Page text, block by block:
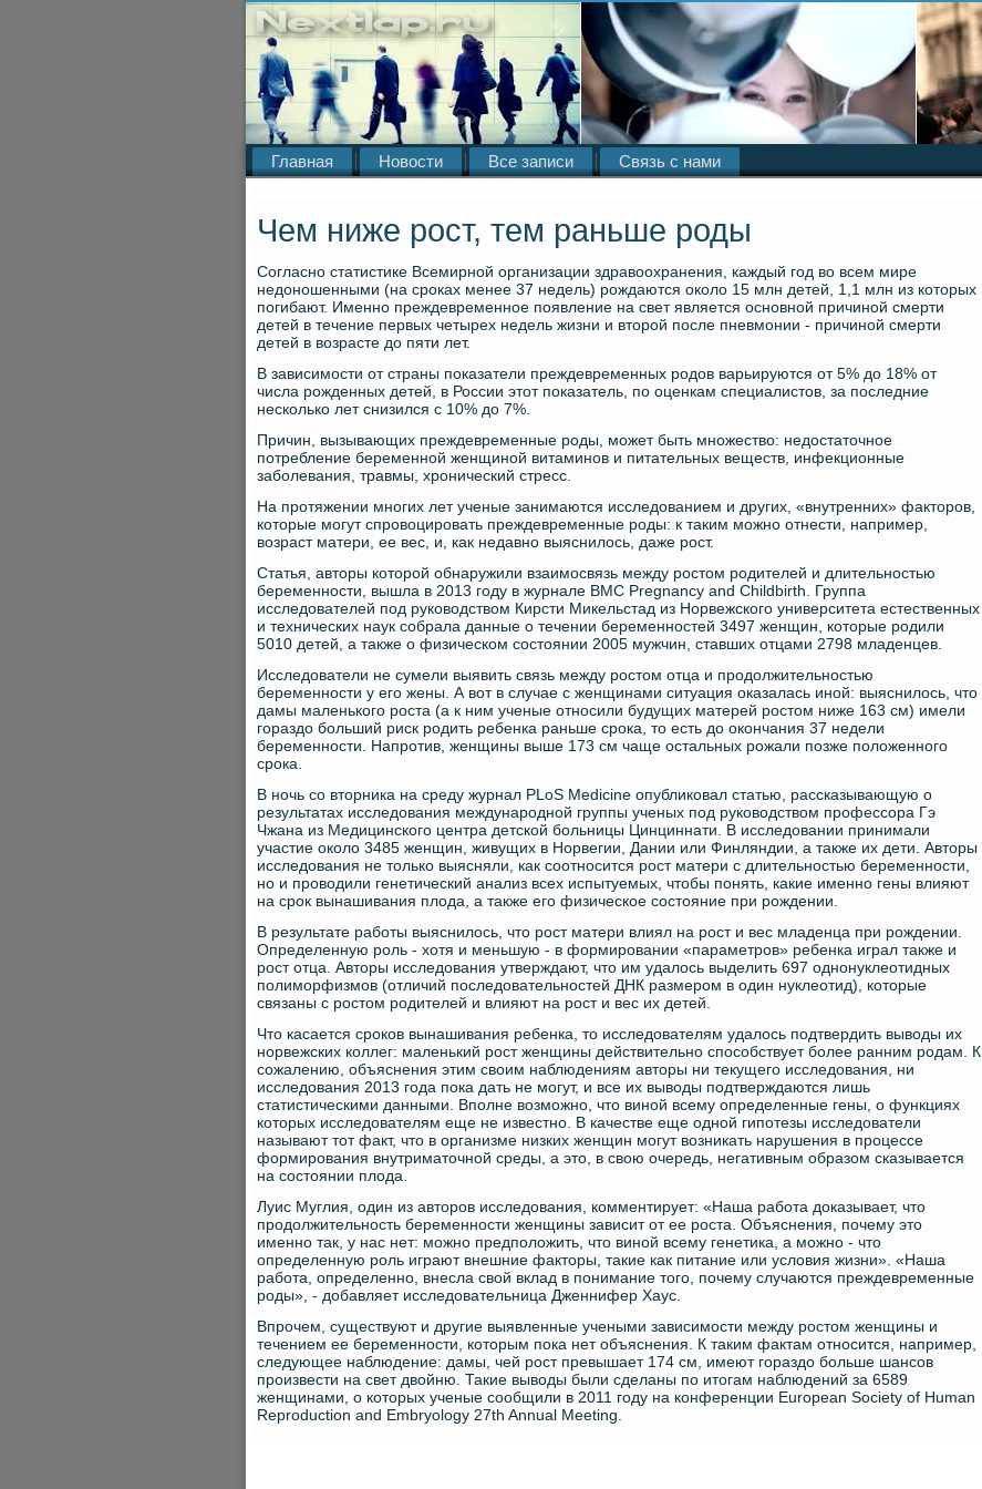
Главная Новости Все записи Связь с нами
Чем ниже рост, тем раньше роды
Согласно статистике Всемирной организации здравоохранения, каждый год во всем мире
недоношенными (на сроках менее 37 недель) рождаются около 15 млн детей, 1,1 млн из которых
погибают. Именно преждевременное появление на свет является основной причиной смерти
детей в течение первых четырех недель жизни и второй после пневмонии - причиной смерти
детей в возрасте до пяти лет.
В зависимости от страны показатели преждевременных родов варьируются от 5% до 18% от
числа рожденных детей, в России этот показатель, по оценкам специалистов, за последние
несколько лет снизился с 10% до 7%.
Причин, вызывающих преждевременные роды, может быть множество: недостаточное
потребление беременной женщиной витаминов и питательных веществ, инфекционные
заболевания, травмы, хронический стресс.
На протяжении многих лет ученые занимаются исследованием и других, «внутренних» факторов,
которые могут спровоцировать преждевременные роды: к таким можно отнести, например,
возраст матери, ее вес, и, как недавно выяснилось, даже рост.
Статья, авторы которой обнаружили взаимосвязь между ростом родителей и длительностью
беременности, вышла в 2013 году в журнале BMC Pregnancy and Childbirth. Группа
исследователей под руководством Кирсти Микельстад из Норвежского университета естественных
и технических наук собрала данные о течении беременностей 3497 женщин, которые родили
5010 детей, а также о физическом состоянии 2005 мужчин, ставших отцами 2798 младенцев.
Исследователи не сумели выявить связь между ростом отца и продолжительностью
беременности у его жены. А вот в случае с женщинами ситуация оказалась иной: выяснилось, что
дамы маленького роста (а к ним ученые относили будущих матерей ростом ниже 163 см) имели
гораздо больший риск родить ребенка раньше срока, то есть до окончания 37 недели
беременности. Напротив, женщины выше 173 см чаще остальных рожали позже положенного
срока.
В ночь со вторника на среду журнал PLoS Medicine опубликовал статью, рассказывающую о
результатах исследования международной группы ученых под руководством профессора Гэ
Чжана из Медицинского центра детской больницы Цинциннати. В исследовании принимали
участие около 3485 женщин, живущих в Норвегии, Дании или Финляндии, а также их дети. Авторы
исследования не только выясняли, как соотносится рост матери с длительностью беременности,
но и проводили генетический анализ всех испытуемых, чтобы понять, какие именно гены влияют
на срок вынашивания плода, а также его физическое состояние при рождении.
В результате работы выяснилось, что рост матери влиял на рост и вес младенца при рождении.
Определенную роль - хотя и меньшую - в формировании «параметров» ребенка играл также и
рост отца. Авторы исследования утверждают, что им удалось выделить 697 однонуклеотидных
полиморфизмов (отличий последовательностей ДНК размером в один нуклеотид), которые
связаны с ростом родителей и влияют на рост и вес их детей.
Что касается сроков вынашивания ребенка, то исследователям удалось подтвердить выводы их
норвежских коллег: маленький рост женщины действительно способствует более ранним родам. К
сожалению, объяснения этим своим наблюдениям авторы ни текущего исследования, ни
исследования 2013 года пока дать не могут, и все их выводы подтверждаются лишь
статистическими данными. Вполне возможно, что виной всему определенные гены, о функциях
которых исследователям еще не известно. В качестве еще одной гипотезы исследователи
называют тот факт, что в организме низких женщин могут возникать нарушения в процессе
формирования внутриматочной среды, а это, в свою очередь, негативным образом сказывается
на состоянии плода.
Луис Муглия, один из авторов исследования, комментирует: «Наша работа доказывает, что
продолжительность беременности женщины зависит от ее роста. Объяснения, почему это
именно так, у нас нет: можно предположить, что виной всему генетика, а можно - что
определенную роль играют внешние факторы, такие как питание или условия жизни». «Наша
работа, определенно, внесла свой вклад в понимание того, почему случаются преждевременные
роды», - добавляет исследовательница Дженнифер Хаус.
Впрочем, существуют и другие выявленные учеными зависимости между ростом женщины и
течением ее беременности, которым пока нет объяснения. К таким фактам относится, например,
следующее наблюдение: дамы, чей рост превышает 174 см, имеют гораздо больше шансов
произвести на свет двойню. Такие выводы были сделаны по итогам наблюдений за 6589
женщинами, о которых ученые сообщили в 2011 году на конференции European Society of Human
Reproduction and Embryology 27th Annual Meeting.